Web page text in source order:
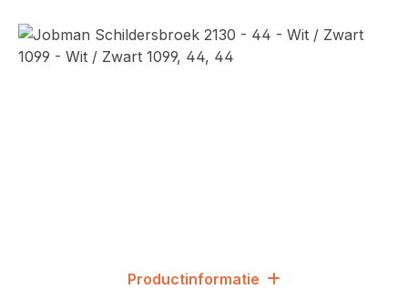
Afbeeldingengalerij overslaan
Productinformatie